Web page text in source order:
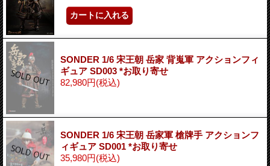
SONDER 1/6 宋王朝 岳家 背嵬軍 アクションフィ
ギュア SD003 *お取り寄せ
82,980円(税込)
SONDER 1/6 宋王朝 岳家軍 槍牌手 アクションフ
ィギュア SD001 *お取り寄せ
35,980円(税込)